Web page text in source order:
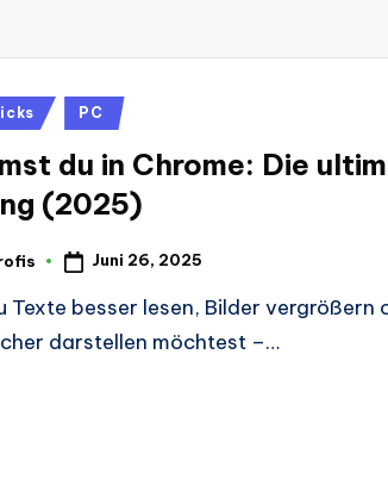
PC
du in Chrome: Die
(2025)
Juni 26, 2025
Texte besser lesen, Bilder vergrößern
darstellen möchtest –…